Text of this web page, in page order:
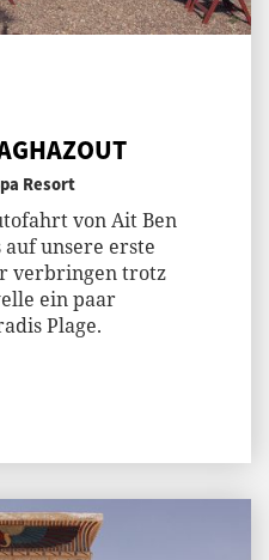
Resort
von Ait Ben
unsere erste
verbringen trotz
ein paar
Plage.